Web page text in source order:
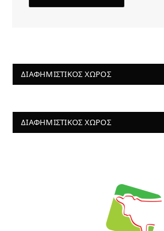
ΔΙΑΦΗΜΙΣΤΙΚΌΣ ΧΏΡΟΣ
ΔΙΑΦΗΜΙΣΤΙΚΌΣ ΧΏΡΟΣ